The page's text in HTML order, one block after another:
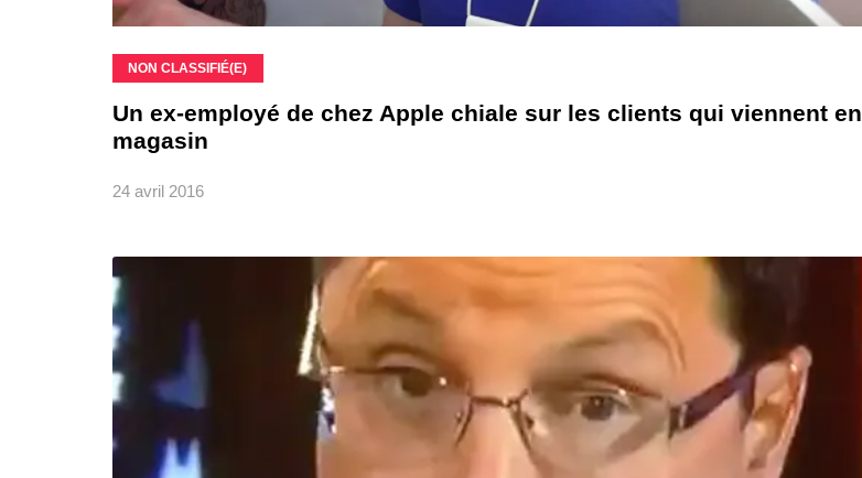
NON CLASSIFIÉ(E)
Un ex-employé de chez Apple chiale sur les clients qui viennent en
magasin
24 avril 2016